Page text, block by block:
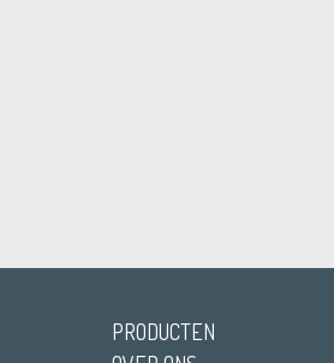
PRODUCTEN